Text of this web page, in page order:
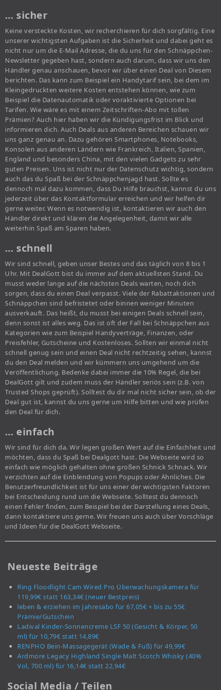
… sicher
Keine versteckte Kosten, wir recherchieren für dich sorgfältig. Eine
unserer wichtigsten Aufgaben ist die Sicherheit und dabei geht es
nicht nur um die E-Mail Adresse, die du uns für den Schnäppchen-
Newsletter gegeben hast, sondern auch darum, dass wir uns den
Händler genau anschauen, bevor wir über einen Deal von Diesem
berichten. Das kann zum Beispiel ein Handytarif sein, bei dem im
Kleingedruckten weitere Kosten entstehen können, wie zum
Beispiel die Datenautomatik oder voraktivierte Optionen bei
Tarifen. Wie wäre es mit einem Zeitschriften-Abo mit tollen
Prämien? Auch hier haben wir die Kündigungsfrist im Blick und
informieren dich. Auch Deals aus anderen Bereichen schauen wir
uns ganz genau an. Dazu gehören Smartphones, Notebooks,
Konsolen aus anderen Ländern wie Frankreich, Italien, Spanien,
England und besonders China, mit den vielen Gadgets zu sehr
guten Preisen. Uns ist nicht nur der Datenschutz wichtig, sondern
auch das du Spaß bei der Schnäppchenjagd hast. Sollte es
dennoch mal dazu kommen, dass Du Hilfe brauchst, kannst du uns
jederzeit über das Kontaktformular erreichen und wir helfen dir
gerne weiter. Wenn es notwendig ist, kontaktieren wir auch den
Händler direkt und klären die Angelegenheit, damit wir alle
weiterhin Spaß am Sparen haben.
… schnell
Wir sind schnell, geben unser Bestes und das täglich von 8 bis 1
Uhr. Mit DealGott bist du immer auf dem aktuellsten Stand. Du
musst weder lange auf die nächsten Deals warten, noch dich
sorgen, dass du einen Deal verpasst. Viele der Rabattaktionen und
Schnäppchen sind befristetet oder binnen weniger Minuten
ausverkauft. Das heißt, du musst bei einigen Deals schnell sein,
denn sonst ist alles weg. Das ist oft der Fall bei Schnäppchen aus
Kategorien wie zum Beispiel Handyverträge, Finanzen, oder
Preisfehler, Gutscheine und Kostenloses. Sollten wir einmal nicht
schnell genug sein und einen Deal nicht rechtzeitig sehen, kannst
du den Deal melden und wir kümmern uns umgehend um die
Veröffentlichung. Bedenke dabei immer die 10% Regel, die bei
DealGott gilt und zudem muss der Händler seriös sein (z.B. von
Trusted Shops geprüft). Solltest du dir mal nicht sicher sein, ob der
Deal gut ist, kannst du uns gerne um Hilfe bitten und wie prüfen
den Deal für dich.
… einfach
Wir sind für dich da. Wir legen großen Wert auf die Einfachheit und
möchten, dass du Spaß bei Dealgott hast. Die Webseite wird so
einfach wie möglich gehalten ohne großen Schnick Schnack. Wir
verzichten auf die Einblendung von Popups oder Ähnliches. Die
Benutzerfreundlichkeit ist für uns einer der wichtigsten Faktoren
bei Entscheidung rund um die Webseite. Solltest du dennoch
einen Fehler finden, zum Beispiel bei der Darstellung eines Deals,
dann kontaktiere uns gerne. Wir freuen uns auch über Vorschläge
und Ideen für die DealGott Webseite.
Neueste Beiträge
Ring Floodlight Cam Wired Pro Überwachungskamera für
119,99€ statt 163,34€ (neuer Bestpreis)
leben & erziehen im Jahresabo für 67,05€ + bis zu 55€
Prämie/Gutschein
Ladival Kinder-Sonnencreme LSF 50 (Gesicht & Körper, 50
ml) für 10,79€ statt 14,89€
RENPHO Bein-Massagegerät (Wade & Fuß) für 49,99€
Ardmore Legacy Highland Single Malt Scotch Whisky (40%
Vol, 700 ml) für 16,14€ statt 22,94€
Social Media / Teilen